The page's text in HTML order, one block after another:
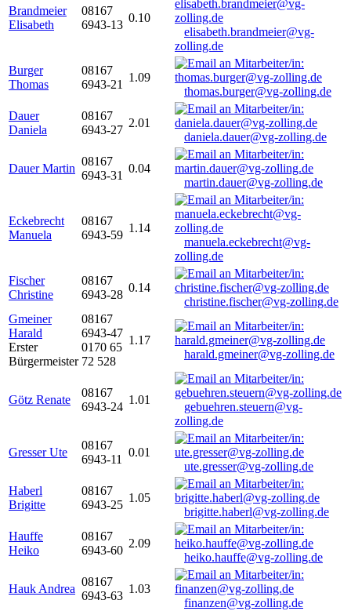
Brandmeier
Elisabeth
08167
6943-13
0.10
elisabeth.brandmeier@vg-
zolling.de
Burger
Thomas
08167
6943-21
1.09
thomas.burger@vg-zolling.de
Dauer
Daniela
08167
6943-27
2.01
daniela.dauer@vg-zolling.de
Dauer Martin
08167
6943-31
0.04
martin.dauer@vg-zolling.de
Eckebrecht
Manuela
08167
6943-59
1.14
manuela.eckebrecht@vg-
zolling.de
Fischer
Christine
08167
6943-28
0.14
christine.fischer@vg-zolling.de
Gmeiner
Harald
Erster
Bürgermeister
08167
6943-47
0170 65
72 528
1.17
harald.gmeiner@vg-zolling.de
Götz Renate
08167
6943-24
1.01
gebuehren.steuern@vg-
zolling.de
Gresser Ute
08167
6943-11
0.01
ute.gresser@vg-zolling.de
Haberl
Brigitte
08167
6943-25
1.05
brigitte.haberl@vg-zolling.de
Hauffe
Heiko
08167
6943-60
2.09
heiko.hauffe@vg-zolling.de
Hauk Andrea
08167
6943-63
1.03
finanzen@vg-zolling.de